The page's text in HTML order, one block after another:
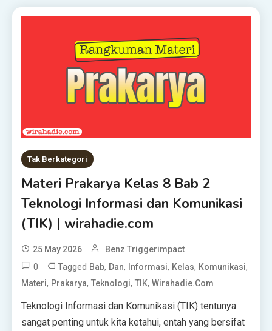
Tak Berkategori
Materi Prakarya Kelas 8 Bab 2
Teknologi Informasi dan Komunikasi
(TIK) | wirahadie.com
25 May 2026 Benz Triggerimpact
0 Tagged Bab, Dan, Informasi, Kelas, Komunikasi,
Materi, Prakarya,Teknologi,TIK,Wirahadie.com
Teknologi Informasi dan Komunikasi (TIK) tentunya
sangat penting untuk kita ketahui, entah yang bersifat